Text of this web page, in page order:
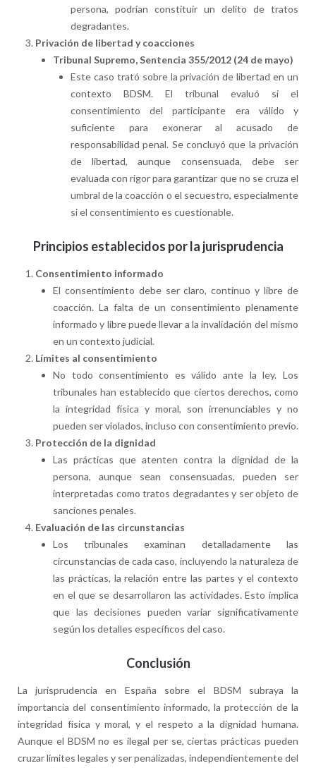
persona, podrían constituir un delito de tratos
degradantes.
Privación de libertad y coacciones
Tribunal Supremo, Sentencia 355/2012 (24 de mayo)
Este caso trató sobre la privación de libertad en un
contexto BDSM. El tribunal evaluó si el
consentimiento del participante era válido y
suficiente para exonerar al acusado de
responsabilidad penal. Se concluyó que la privación
de libertad, aunque consensuada, debe ser
evaluada con rigor para garantizar que no se cruza el
umbral de la coacción o el secuestro, especialmente
si el consentimiento es cuestionable.
Principios establecidos por la jurisprudencia
Consentimiento informado
El consentimiento debe ser claro, continuo y libre de
coacción. La falta de un consentimiento plenamente
informado y libre puede llevar a la invalidación del mismo
en un contexto judicial.
Límites al consentimiento
No todo consentimiento es válido ante la ley. Los
tribunales han establecido que ciertos derechos, como
la integridad física y moral, son irrenunciables y no
pueden ser violados, incluso con consentimiento previo.
Protección de la dignidad
Las prácticas que atenten contra la dignidad de la
persona, aunque sean consensuadas, pueden ser
interpretadas como tratos degradantes y ser objeto de
sanciones penales.
Evaluación de las circunstancias
Los tribunales examinan detalladamente las
circunstancias de cada caso, incluyendo la naturaleza de
las prácticas, la relación entre las partes y el contexto
en el que se desarrollaron las actividades. Esto implica
que las decisiones pueden variar significativamente
según los detalles específicos del caso.
Conclusión
La jurisprudencia en España sobre el BDSM subraya la
importancia del consentimiento informado, la protección de la
integridad física y moral, y el respeto a la dignidad humana.
Aunque el BDSM no es ilegal per se, ciertas prácticas pueden
cruzar límites legales y ser penalizadas, independientemente del